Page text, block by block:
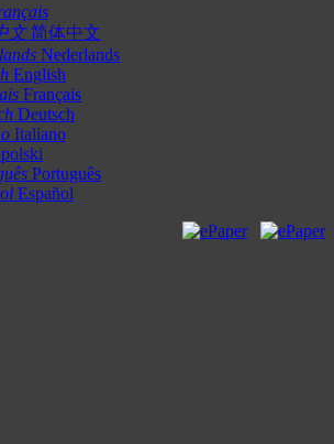
简体中文
Nederlands
English
Français
Deutsch
Italiano
polski
Português
Español